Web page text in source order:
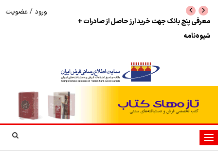
نرخ بازگشت ارز حاصل از صادرات + تکمیلی
ورود /عضویت
تغییر
وضعیت